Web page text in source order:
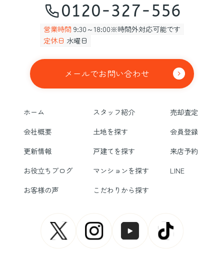
0120-327-556
営業時間 9:30～18:00※時間外対応可能です
定休日 水曜日
メールでお問い合わせ
ホーム スタッフ紹介
売却査定
会社概要
土地を探す
会員登録
更新情報
戸建てを探す
来店予約
お役立ちブログ
マンションを探す
LINE
お客様の声
こだわりから探す